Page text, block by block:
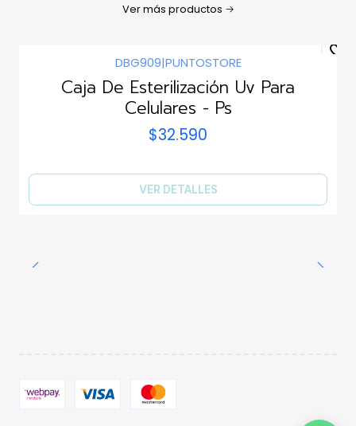
Ver más productos
DBG909|PUNTOSTORE
Caja De Esterilización Uv Para
Celulares - Ps
$32.590
VER DETALLES